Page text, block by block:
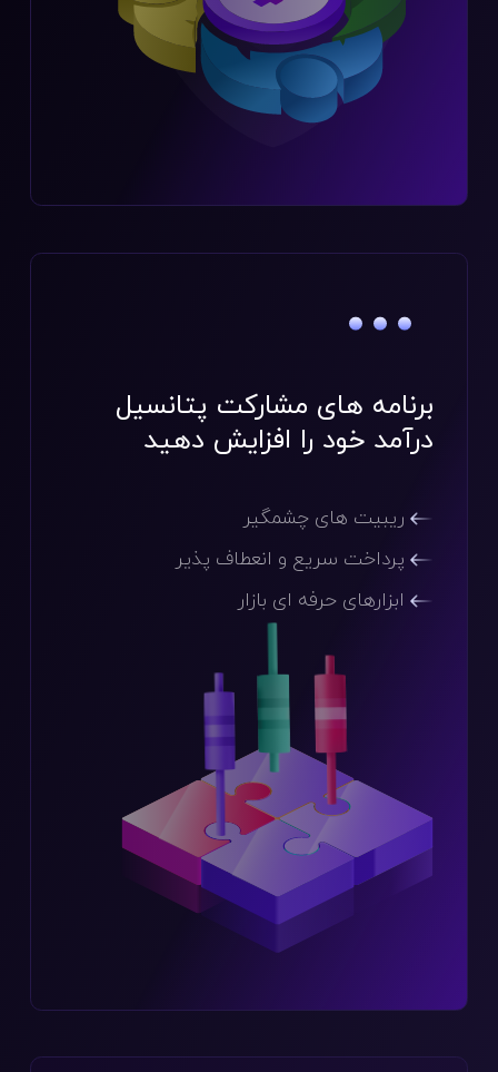
برنامه های مشارکت پتانسیل
درآمد خود را افزایش دهید
ریبیت های چشمگیر
پرداخت سریع و انعطاف پذیر
ابزارهای حرفه ای بازار